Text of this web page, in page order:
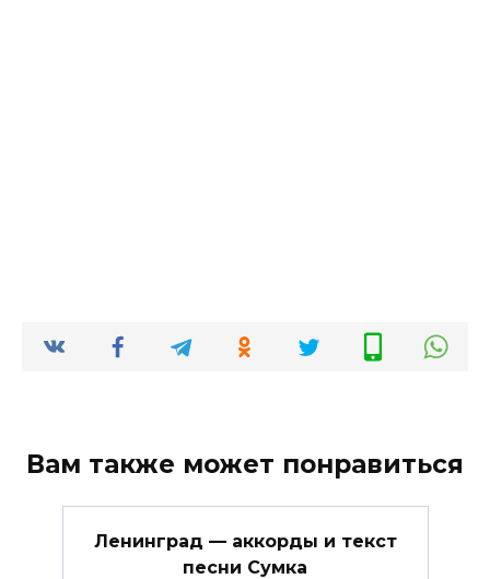
Вам также может понравиться
Ленинград — аккорды и текст
песни Сумка